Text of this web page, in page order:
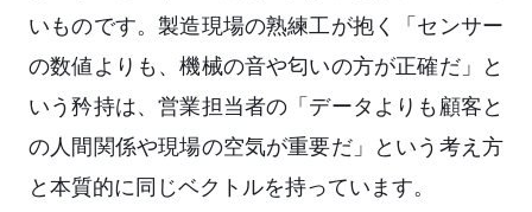
いものです。製造現場の熟練工が抱く「センサー
の数値よりも、機械の音や匂いの方が正確だ」と
いう矜持は、営業担当者の「データよりも顧客と
の人間関係や現場の空気が重要だ」という考え方
と本質的に同じベクトルを持っています。